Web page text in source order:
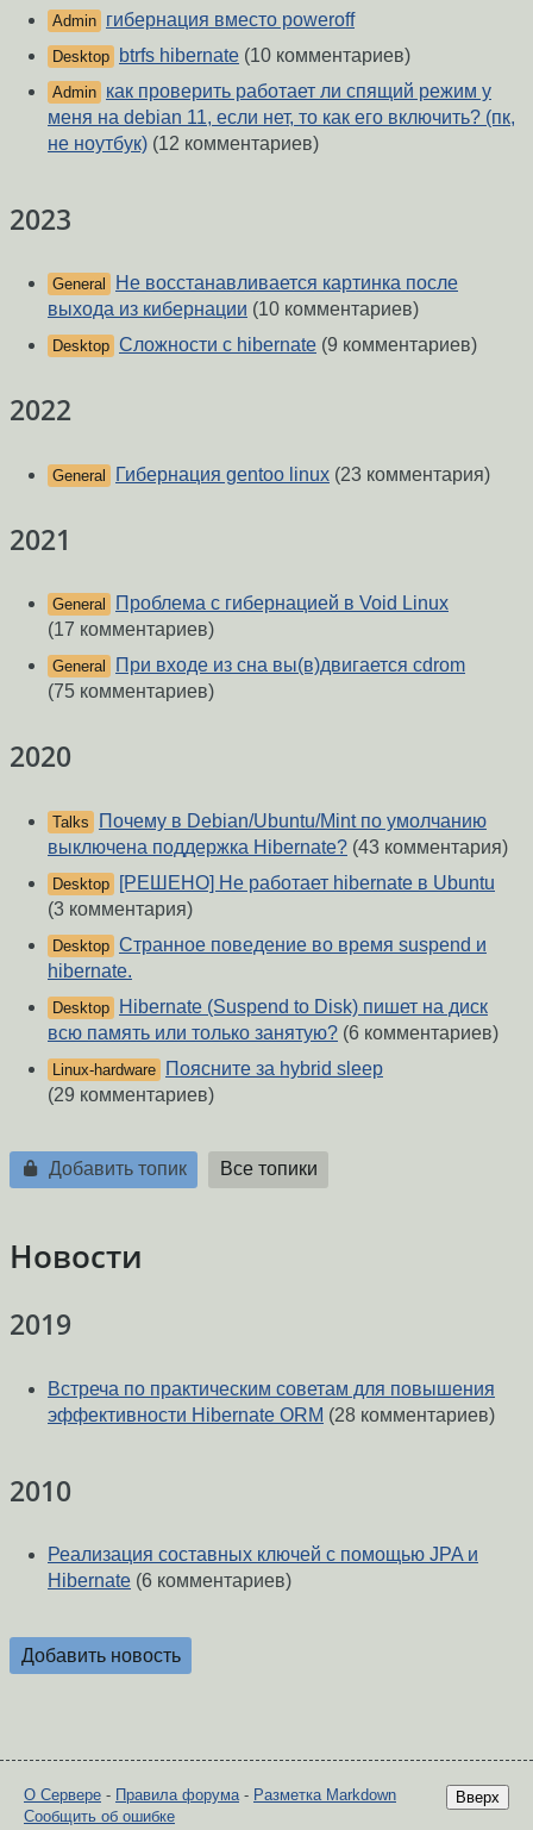
Admin гибернация вместо poweroff
Desktop btrfs hibernate (10 комментариев)
Admin как проверить работает ли спящий режим у
меня на debian 11, если нет, то как его включить? (пк,
не ноутбук) (12 комментариев)
2023
General
Не восстанавливается картинка после
выхода из кибернации (10 комментариев)
Desktop Сложности с hibernate (9 комментариев)
2022
General Гибернация gentoo linux (23 комментария)
2021
General
Проблема с гибернацией в Void Linux
(17 комментариев)
General
При входе из сна вы(в)двигается cdrom
(75 комментариев)
2020
Talks
Почему в Debian/Ubuntu/Mint по умолчанию
выключена поддержка Hibernate? (43 комментария)
Desktop
[РЕШЕНО] Не работает hibernate в Ubuntu
(3 комментария)
Desktop Странное поведение во время suspend и
hibernate.
Desktop
Hibernate (Suspend to Disk) пишет на диск
всю память или только занятую? (6 комментариев)
Linux-hardware
Поясните за hybrid sleep
(29 комментариев)
Добавить топик Все топики
Новости
2019
Встреча по практическим советам для повышения
эффективности Hibernate ORM (28 комментариев)
2010
Реализация составных ключей с помощью JPA и
Hibernate (6 комментариев)
Добавить новость
Вверх
О Сервере - Правила форума- Разметка Markdown
Сообщить об ошибке